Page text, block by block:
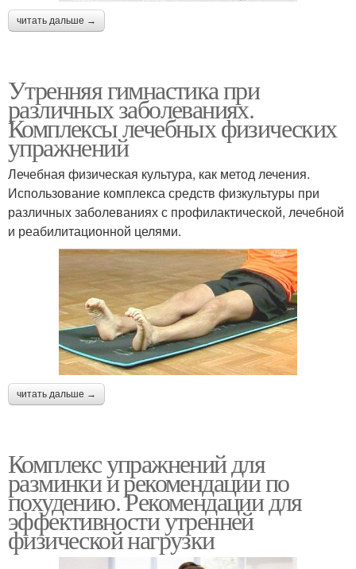
читать дальше →
Утренняя гимнастика при
различных заболеваниях.
Комплексы лечебных физических
упражнений
Лечебная физическая культура, как метод лечения.
Использование комплекса средств физкультуры при
различных заболеваниях с профилактической, лечебной
и реабилитационной целями.
читать дальше →
Комплекс упражнений для
разминки и рекомендации по
похудению. Рекомендации для
эффективности утренней
физической нагрузки